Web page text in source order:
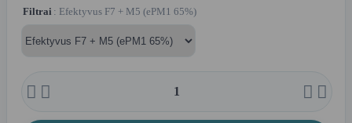
Filtrai : Efektyvus F7 + M5 (ePM1 65%)
   